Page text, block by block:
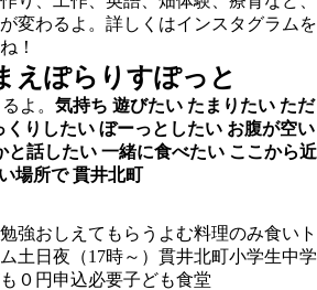
変わるよ。詳しくはインスタグラムを
！
え ぽらりすぽっと
よ。 気持ち 遊びたい たまりたい ただ
くりしたい ぼーっとしたい お腹が空い
と話したい 一緒に食べたい ここから近
い場所で 貫井北町
勉強おしえてもらう よむ料理のみ食い ト
土日 夜（17時～） 貫井北町小学生中学
０円 申込必要子ども食堂